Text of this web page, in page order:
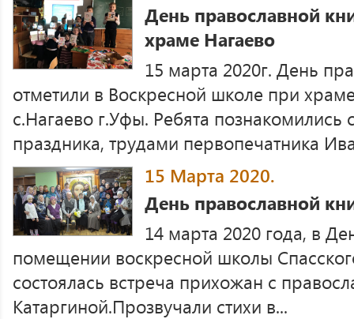
День православной
храме Нагаево
15 марта 2020г. День
отметили в Воскресной школе при
с.Нагаево г.Уфы. Ребята познакомились
праздника, трудами первопечатника
15 Марта 2020.
День православной
14 марта 2020 года, в
помещении воскресной школы
состоялась встреча прихожан с
Катаргиной.Прозвучали стихи в...